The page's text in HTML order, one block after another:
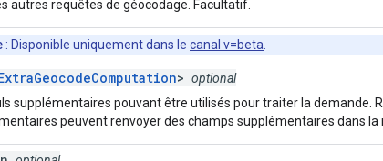
autres requêtes de géocodage. Facultatif.
: Disponible uniquement dans le canal v=beta
> optional
supplémentaires pouvant être utilisés pour traiter la demande.
peuvent renvoyer des champs supplémentaires dans la